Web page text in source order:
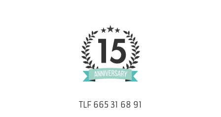
TLF 665 31 68 91